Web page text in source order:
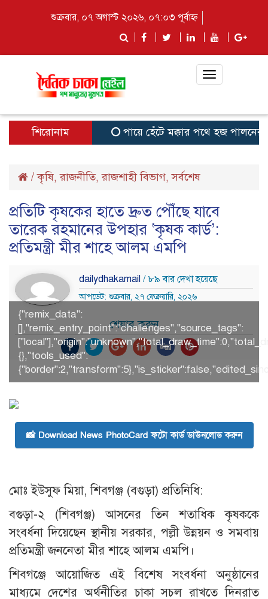
শুক্রবার, ০৭ অগাস্ট ২০২৬, ০৭:০৩ পূর্বাহ্ন
Toggle
শিরোনাম পায়ে হেঁটে মক্কার পথে হজ পালনের জন্য
/কৃষি,রাজনীতি,রাজশাহী বিভাগ,সর্বশেষ
প্রতিটি কৃষকের হাতে দ্রুত পৌঁছে যাবে
তারেক রহমানের উপহার ‘কৃষক কার্ড’:
প্রতিমন্ত্রী মীর শাহে আলম এমপি
dailydhakamail / ৮৯ বার দেখা হয়েছে
আপডেট: শুক্রবার, ২৭ ফেব্রুয়ারি, ২০২৬
শেয়ার করুন
{"remix_data":
[],"remix_entry_point":"challenges","source_tags":
{},"tools_used":
📸 Download News PhotoCard ফটো কার্ড ডাউনলোড করুন
মোঃ ইউসুফ মিয়া, শিবগঞ্জ (বগুড়া) প্রতিনিধি:
বগুড়া-২ (শিবগঞ্জ) আসনের তিন শতাধিক কৃষককে
সংবর্ধনা দিয়েছেন স্থানীয় সরকার, পল্লী উন্নয়ন ও সমবায়
প্রতিমন্ত্রী জননেতা মীর শাহে আলম এমপি।
শিবগঞ্জে আয়োজিত এই বিশেষ সংবর্ধনা অনুষ্ঠানের
মাধ্যমে দেশের অর্থনীতির চাকা সচল রাখতে দিনরাত